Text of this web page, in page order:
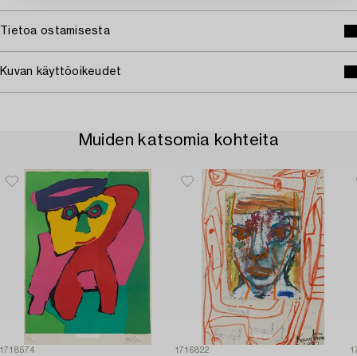
Tietoa ostamisesta
Kuvan käyttöoikeudet
Muiden katsomia kohteita
1718574 1716822